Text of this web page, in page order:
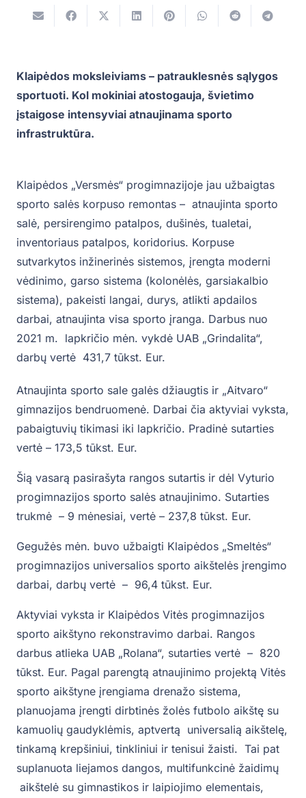
Klaipėdos moksleiviams – patrauklesnės sąlygos
sportuoti. Kol mokiniai atostogauja, švietimo
įstaigose intensyviai atnaujinama sporto
infrastruktūra.
Klaipėdos „Versmės“ progimnazijoje jau užbaigtas
sporto salės korpuso remontas – atnaujinta sporto
salė, persirengimo patalpos, dušinės, tualetai,
inventoriaus patalpos, koridorius. Korpuse
sutvarkytos inžinerinės sistemos, įrengta moderni
vėdinimo, garso sistema (kolonėlės, garsiakalbio
sistema), pakeisti langai, durys, atlikti apdailos
darbai, atnaujinta visa sporto įranga. Darbus nuo
2021 m. lapkričio mėn. vykdė UAB „Grindalita“,
darbų vertė 431,7 tūkst. Eur.
Atnaujinta sporto sale galės džiaugtis ir „Aitvaro“
gimnazijos bendruomenė. Darbai čia aktyviai vyksta,
pabaigtuvių tikimasi iki lapkričio. Pradinė sutarties
vertė – 173,5 tūkst. Eur.
Šią vasarą pasirašyta rangos sutartis ir dėl Vyturio
progimnazijos sporto salės atnaujinimo. Sutarties
trukmė – 9 mėnesiai, vertė – 237,8 tūkst. Eur.
Gegužės mėn. buvo užbaigti Klaipėdos „Smeltės“
progimnazijos universalios sporto aikštelės įrengimo
darbai, darbų vertė – 96,4 tūkst. Eur.
Aktyviai vyksta ir Klaipėdos Vitės progimnazijos
sporto aikštyno rekonstravimo darbai. Rangos
darbus atlieka UAB „Rolana“, sutarties vertė – 820
tūkst. Eur. Pagal parengtą atnaujinimo projektą Vitės
sporto aikštyne įrengiama drenažo sistema,
planuojama įrengti dirbtinės žolės futbolo aikštę su
kamuolių gaudyklėmis, aptvertą universalią aikštelę,
tinkamą krepšiniui, tinkliniui ir tenisui žaisti. Tai pat
suplanuota liejamos dangos, multifunkcinė žaidimų
aikštelė su gimnastikos ir laipiojimo elementais,